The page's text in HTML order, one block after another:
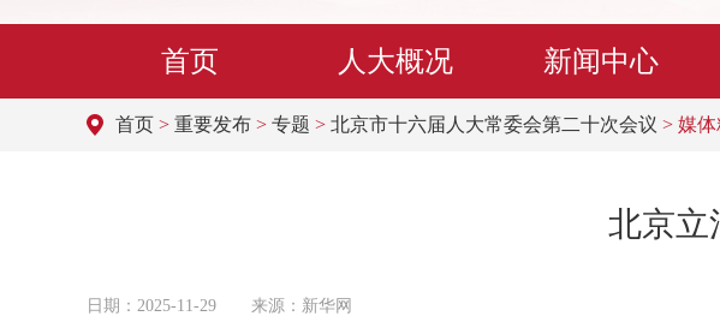
首页 人大概况 新闻中心
首页 > 重要发布 > 专题 > 北京市十六届人大常委会第二十次会议 > 媒
北京立
日期：2025-11-29 来源：新华网